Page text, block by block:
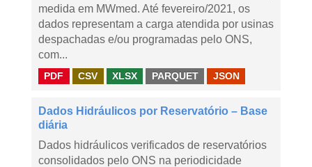
medida em MWmed. Até fevereiro/2021, os
dados representam a carga atendida por usinas
despachadas e/ou programadas pelo ONS,
com...
PDF CSV XLSX PARQUET JSON
Dados Hidráulicos por Reservatório – Base
diária
Dados hidráulicos verificados de reservatórios
consolidados pelo ONS na periodicidade